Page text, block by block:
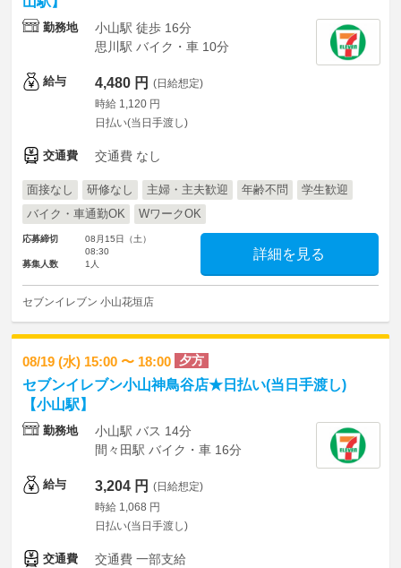
勤務地
小山駅 徒歩 16分
思川駅 バイク・車 10分
給与 4,480 円 (日給想定)
時給 1,120 円
日払い(当日手渡し)
交通費 交通費 なし
面接なし 研修なし 主婦・主夫歓迎 年齢不問
学生歓迎
バイク・車通勤OK
WワークOK
応募締切
08月15日（土）
08:30
募集人数
1人
詳細を見る
セブンイレブン 小山花垣店
08/19 (水) 15:00 〜 18:00 夕方
セブンイレブン小山神鳥谷店★日払い(当日手渡し)
【小山駅】
勤務地
小山駅 バス 14分
間々田駅 バイク・車 16分
給与 3,204 円 (日給想定)
時給 1,068 円
日払い(当日手渡し)
交通費 交通費 一部支給